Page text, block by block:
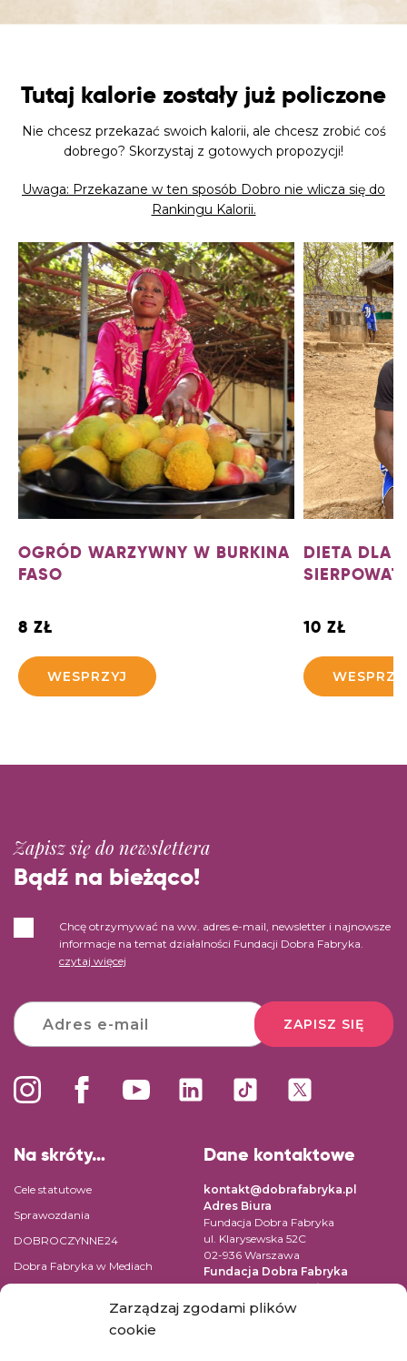
Zarządzaj zgodami plików
cookie
Tutaj kalorie zostały już policzone
Nie chcesz przekazać swoich kalorii, ale chcesz zrobić coś
dobrego? Skorzystaj z gotowych propozycji!
Uwaga: Przekazane w ten sposób Dobro nie wlicza się do
Rankingu Kalorii.
OGRÓD WARZYWNY W BURKINA
FASO
8 ZŁ
WESPRZYJ
DIETA DLA
10 ZŁ
Zapisz się do newslettera
Bądź na bieżąco!
Chcę otrzymywać na ww. adres e-mail, newsletter i najnowsze
informacje na temat działalności Fundacji Dobra Fabryka.
czytaj więcej
ZAPISZ SIĘ
Na skróty…
Cele statutowe
Sprawozdania
DOBROCZYNNE24
Dobra Fabryka w Mediach
Polityka prywatności
Dane kontaktowe
kontakt@dobrafabryka.pl
Adres Biura
Fundacja Dobra Fabryka
ul. Klarysewska 52C
02-936 Warszawa
Fundacja Dobra Fabryka
ul. Pomiechowska 47/14
04-694 Warszawa